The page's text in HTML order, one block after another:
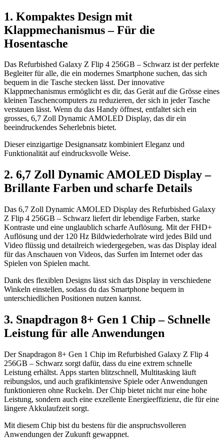
1. Kompaktes Design mit
Klappmechanismus – Für die
Hosentasche
Das Refurbished Galaxy Z Flip 4 256GB – Schwarz ist der perfekte
Begleiter für alle, die ein modernes Smartphone suchen, das sich
bequem in die Tasche stecken lässt. Der innovative
Klappmechanismus ermöglicht es dir, das Gerät auf die Grösse eines
kleinen Taschencomputers zu reduzieren, der sich in jeder Tasche
verstauen lässt. Wenn du das Handy öffnest, entfaltet sich ein
grosses, 6,7 Zoll Dynamic AMOLED Display, das dir ein
beeindruckendes Seherlebnis bietet.
Dieser einzigartige Designansatz kombiniert Eleganz und
Funktionalität auf eindrucksvolle Weise.
2. 6,7 Zoll Dynamic AMOLED Display –
Brillante Farben und scharfe Details
Das 6,7 Zoll Dynamic AMOLED Display des Refurbished Galaxy
Z Flip 4 256GB – Schwarz liefert dir lebendige Farben, starke
Kontraste und eine unglaublich scharfe Auflösung. Mit der FHD+
Auflösung und der 120 Hz Bildwiederholrate wird jedes Bild und
Video flüssig und detailreich wiedergegeben, was das Display ideal
für das Anschauen von Videos, das Surfen im Internet oder das
Spielen von Spielen macht.
Dank des flexiblen Designs lässt sich das Display in verschiedene
Winkeln einstellen, sodass du das Smartphone bequem in
unterschiedlichen Positionen nutzen kannst.
3. Snapdragon 8+ Gen 1 Chip – Schnelle
Leistung für alle Anwendungen
Der Snapdragon 8+ Gen 1 Chip im Refurbished Galaxy Z Flip 4
256GB – Schwarz sorgt dafür, dass du eine extrem schnelle
Leistung erhältst. Apps starten blitzschnell, Multitasking läuft
reibungslos, und auch grafikintensive Spiele oder Anwendungen
funktionieren ohne Ruckeln. Der Chip bietet nicht nur eine hohe
Leistung, sondern auch eine exzellente Energieeffizienz, die für eine
längere Akkulaufzeit sorgt.
Mit diesem Chip bist du bestens für die anspruchsvolleren
Anwendungen der Zukunft gewappnet.